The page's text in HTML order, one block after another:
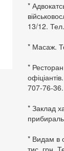
*
13/12.
* Масаж.
*
707-76-36.
* Заклад
* Видам в
тис. грн.